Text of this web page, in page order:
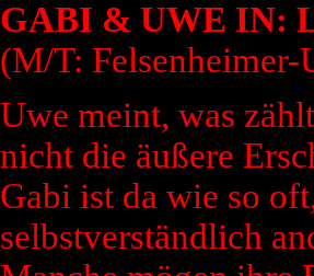
GABI & UWE IN:
(M/T: Felsenheimer-
Uwe meint, was
nicht die äußere
Gabi ist da wie so
selbstverständlich